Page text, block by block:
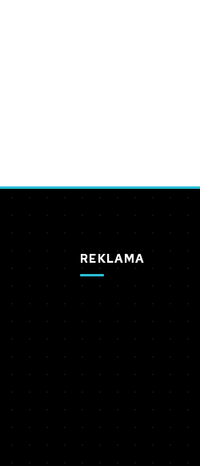
REKLAMA